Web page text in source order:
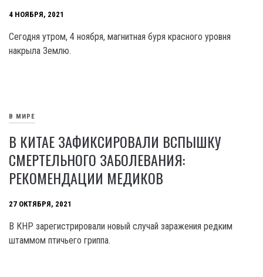
4 НОЯБРЯ, 2021
Сегодня утром, 4 ноября, магнитная буря красного уровня
накрыла Землю.
В МИРЕ
В КИТАЕ ЗАФИКСИРОВАЛИ ВСПЫШКУ
СМЕРТЕЛЬНОГО ЗАБОЛЕВАНИЯ:
РЕКОМЕНДАЦИИ МЕДИКОВ
27 ОКТЯБРЯ, 2021
В КНР зарегистрировали новый случай заражения редким
штаммом птичьего гриппа.